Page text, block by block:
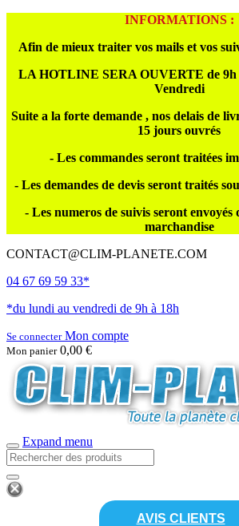
INFORMATIONS :
Afin de mieux traiter vos mails et vos
LA HOTLINE SERA OUVERTE de 9h
Vendredi
Suite a la forte demande , nos delais de
15 jours ouvrés
- Les commandes seront traitées
- Les demandes de devis seront traités
- Les numeros de suivis seront envoyés
marchandise
CONTACT@CLIM-PLANETE.COM
04 67 69 59 33*
*du lundi au vendredi de 9h à 18h
Se connecterMon compte
Mon panier 0,00 €
Expand menu
AVIS CLIENTS